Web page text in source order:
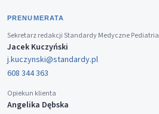
PRENUMERATA
Sekretarz redakcji Standardy Medyczne Pediatria
Jacek Kuczyński
j.kuczynski@standardy.pl
608 344 363
Opiekun klienta
Angelika Dębska